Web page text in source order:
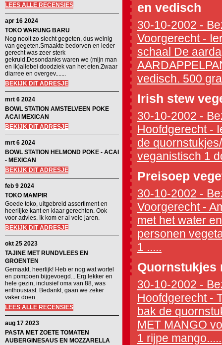
LEES ALLE RECENSIES
apr 16 2024
TOKO WARUNG BARU
Nog nooit zo slecht gegeten, dus weinig
van gegeten.Smaakte bedorven en ieder
gerecht was zeer sterk
gekruid.Desondanks waren we (mijn man
en ik)allebei doodziek van het eten.Zwaar
diarree en overgev.......
BEKIJK DIT ADRESJE
mrt 6 2024
BOWL STATION AMSTELVEEN POKE
ACAI MEXICAN
BEKIJK DIT ADRESJE
mrt 6 2024
BOWL STATION HELMOND POKE - ACAI
- MEXICAN
BEKIJK DIT ADRESJE
feb 9 2024
TOKO MAMPIR
Goede toko, uitgebreid assortiment en
heerlijke kant en klaar gerechten. Ook
voor advies. Ik kom er al vele jaren.
BEKIJK DIT ADRESJE
okt 25 2023
TAJINE MET RUNDVLEES EN
GROENTEN
Gemaakt, heerlijk! Heb er nog wat wortel
en pompoen bijgevoegd... Erg lekker en
hele gezin, inclusief oma van 88, was
enthousiast. Bedankt, gaan we zeker
vaker doen..
LEES ALLE RECENSIES
aug 17 2023
PASTA MET ZOETE TOMATEN
AUBERGINESAUS EN MOZZARELLA
en vedisch
30-10-2002 -
Voorgerecht -
schaal De
vedisch. 500
Irish stew
30-10-2002 -
Hoofdgerecht -
de
veganistisch 1
Preisoep
30-10-2002 -
Voorgerecht -
met het water
personen
1 .....
Quornstukjes
30-10-2002 -
Hoofdgerecht -
bak de
MET MANGO
1 rijpe mango.....